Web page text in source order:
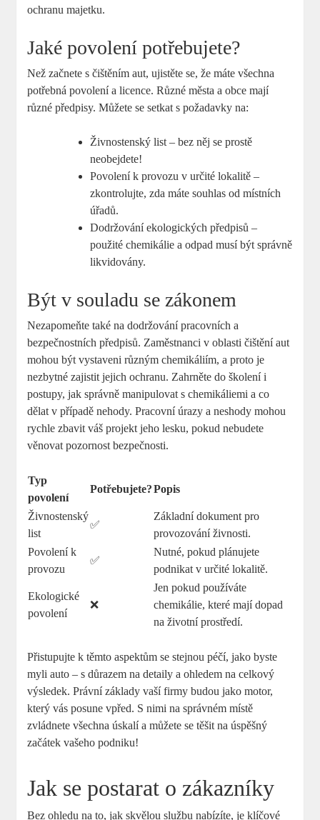
ochranu majetku.
Jaké povolení potřebujete?
Než začnete s čištěním aut, ujistěte se, že máte všechna
potřebná povolení a licence. Různé města a obce mají
různé předpisy. Můžete se setkat s požadavky na:
Živnostenský list – bez něj se prostě
neobejdete!
Povolení k provozu v určité lokalitě –
zkontrolujte, zda máte souhlas od místních
úřadů.
Dodržování ekologických předpisů –
použité chemikálie a odpad musí být správně
likvidovány.
Být v souladu se zákonem
Nezapomeňte také na dodržování pracovních a
bezpečnostních předpisů. Zaměstnanci v oblasti čištění aut
mohou být vystaveni různým chemikáliím, a proto je
nezbytné zajistit jejich ochranu. Zahrněte do školení i
postupy, jak správně manipulovat s chemikáliemi a co
dělat v případě nehody. Pracovní úrazy a neshody mohou
rychle zbavit váš projekt jeho lesku, pokud nebudete
věnovat pozornost bezpečnosti.
Typ
povolení
Potřebujete? Popis
Živnostenský
list
✅
Základní dokument pro
provozování živnosti.
Povolení k
provozu
✅
Nutné, pokud plánujete
podnikat v určité lokalitě.
Ekologické
povolení
❌
Jen pokud používáte
chemikálie, které mají dopad
na životní prostředí.
Přistupujte k těmto aspektům se stejnou péčí, jako byste
myli auto – s důrazem na detaily a ohledem na celkový
výsledek. Právní základy vaší firmy budou jako motor,
který vás posune vpřed. S nimi na správném místě
zvládnete všechna úskalí a můžete se těšit na úspěšný
začátek vašeho podniku!
Jak se postarat o zákazníky
Bez ohledu na to, jak skvělou službu nabízíte, je klíčové